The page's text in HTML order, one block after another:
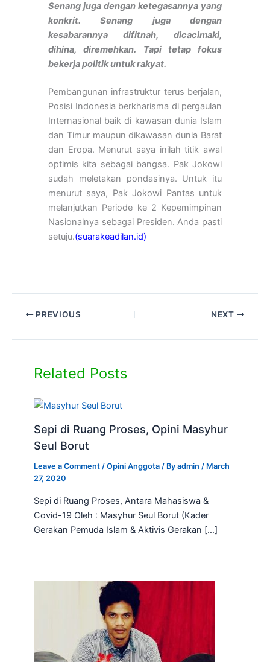
Senang juga dengan ketegasannya yang
konkrit. Senang juga dengan
kesabarannya difitnah, dicacimaki,
dihina, diremehkan. Tapi tetap fokus
bekerja politik untuk rakyat.
Pembangunan infrastruktur terus berjalan,
Posisi Indonesia berkharisma di pergaulan
Internasional baik di kawasan dunia Islam
dan Timur maupun dikawasan dunia Barat
dan Eropa. Menurut saya inilah titik awal
optimis kita sebagai bangsa. Pak Jokowi
sudah meletakan pondasinya. Untuk itu
menurut saya, Pak Jokowi Pantas untuk
melanjutkan Periode ke 2 Kepemimpinan
Nasionalnya sebagai Presiden. Anda pasti
setuju.(suarakeadilan.id)
PREVIOUS NEXT
Related Posts
Sepi di Ruang Proses, Opini Masyhur
Seul Borut
Leave a Comment /Opini Anggota / Byadmin/ March
27, 2020
Sepi di Ruang Proses, Antara Mahasiswa &
Covid-19 Oleh : Masyhur Seul Borut (Kader
Gerakan Pemuda Islam & Aktivis Gerakan […]